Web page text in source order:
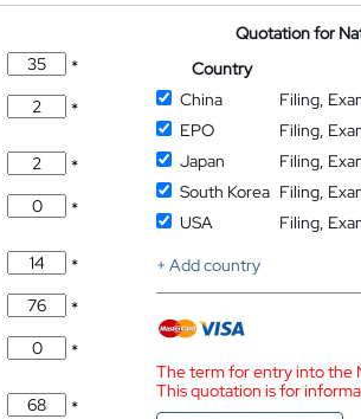
*
*
*
*
*
*
*
*
Quotation for
Country
China
Filing,
EPO
Filing,
Japan
Filing,
South Korea Filing,
USA
Filing,
+ Add country
The term for entry into the
This quotation is for